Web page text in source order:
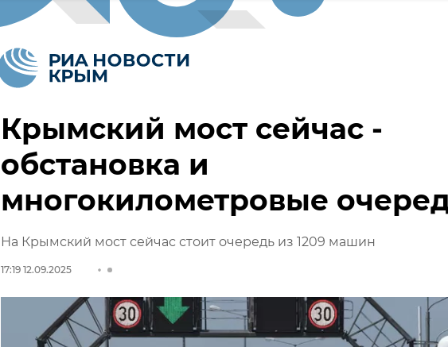
Крымский мост сейчас -
обстановка и
многокилометровые
На Крымский мост сейчас стоит очередь из 1209 машин
17:19 12.09.2025